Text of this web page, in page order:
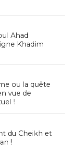
Ahad
Khadim
ou la quête
vue de
!
du Cheikh et
!